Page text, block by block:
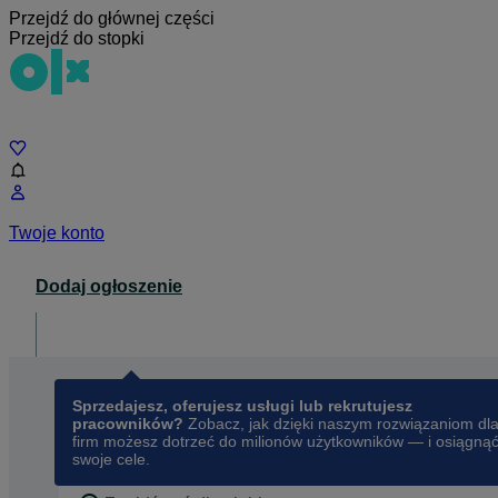
Przejdź do głównej części
Przejdź do stopki
Twoje konto
Dodaj ogłoszenie
Sprzedajesz, oferujesz usługi lub rekrutujesz
pracowników? Zobacz, jak dzięki naszym rozwiązaniom dla
firm możesz dotrzeć do milionów użytkowników — i osiągnąć
swoje cele.